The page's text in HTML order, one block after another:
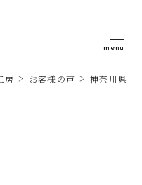
房 > お客様の声 > 神奈川県